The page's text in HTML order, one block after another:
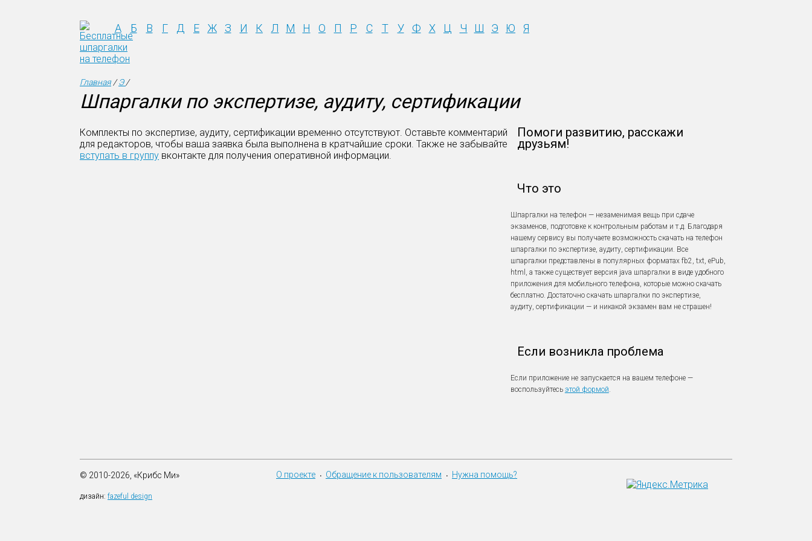
А Б В Г Д Е Ж З И К Л М Н О П Р С Т У Ф Х Ц Ч Ш Э Ю Я
Главная/Э/
Шпаргалки по экспертизе, аудиту, сертификации
Комплекты по экспертизе, аудиту, сертификации временно отсутствуют. Оставьте комментарий
для редакторов, чтобы ваша заявка была выполнена в кратчайшие сроки. Также не забывайте
вступать в группу вконтакте для получения оперативной информации.
Помоги развитию, расскажи
друзьям!
Что это
Шпаргалки на телефон — незаменимая вещь при сдаче
экзаменов, подготовке к контрольным работам и т.д. Благодаря
нашему сервису вы получаете возможность скачать на телефон
шпаргалки по экспертизе, аудиту, сертификации. Все
шпаргалки представлены в популярных форматах fb2, txt, ePub,
html, а также существует версия java шпаргалки в виде удобного
приложения для мобильного телефона, которые можно скачать
бесплатно. Достаточно скачать шпаргалки по экспертизе,
аудиту, сертификации — и никакой экзамен вам не страшен!
Если возникла проблема
Если приложение не запускается на вашем телефоне —
воспользуйтесь этой формой.
© 2010-2026, «Крибс Ми»
дизайн: fazeful design
О проекте • Обращение к пользователям • Нужна помощь?